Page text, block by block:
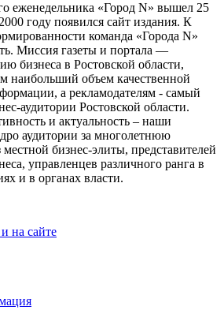
еженедельника «Город N» вышел 25
году появился сайт издания. К
команда «Города N»
Миссия газеты и портала —
бизнеса в Ростовской области,
наибольший объем качественной
а рекламодателям - самый
аудитории Ростовской области.
и актуальность – наши
аудитории за многолетнюю
бизнес-элиты, представителей
управленцев различного ранга в
и в органах власти.
на сайте